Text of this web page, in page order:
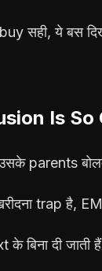
सही, ये बस
Is So
parents
trap है,
के बिना दी